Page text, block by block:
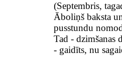
(Septembris,
Āboliņš baksta
pusstundu
Tad - dzimšanas
- gaidīts, nu